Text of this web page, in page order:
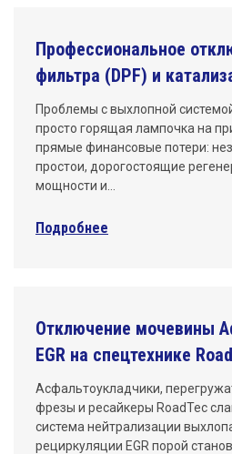
Профессиональное
фильтра (DPF) и
Проблемы с выхлопной
просто горящая лампочка на
прямые финансовые потери:
простои, дорогостоящие
мощности и…
Подробнее
Отключение мочевины
EGR на спецтехнике
Асфальтоукладчики,
фрезы и ресайкеры RoadTec
система нейтрализации
рециркуляции EGR порой